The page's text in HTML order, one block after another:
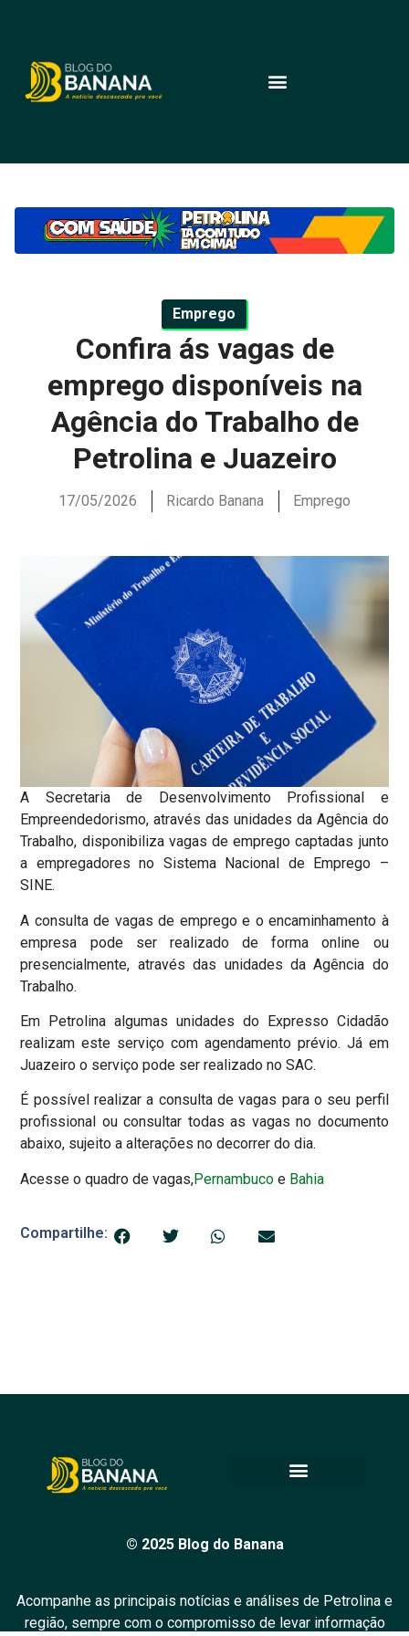
Emprego
Confira ás vagas de
emprego disponíveis na
Agência do Trabalho de
Petrolina e Juazeiro
17/05/2026 Ricardo Banana Emprego
A Secretaria de Desenvolvimento Profissional e
Empreendedorismo, através das unidades da Agência do
Trabalho, disponibiliza vagas de emprego captadas junto
a empregadores no Sistema Nacional de Emprego –
SINE.
A consulta de vagas de emprego e o encaminhamento à
empresa pode ser realizado de forma online ou
presencialmente, através das unidades da Agência do
Trabalho.
Em Petrolina algumas unidades do Expresso Cidadão
realizam este serviço com agendamento prévio. Já em
Juazeiro o serviço pode ser realizado no SAC.
É possível realizar a consulta de vagas para o seu perfil
profissional ou consultar todas as vagas no documento
abaixo, sujeito a alterações no decorrer do dia.
Acesse o quadro de vagas,Pernambuco e Bahia
Compartilhe:
© 2025 Blog do Banana
Acompanhe as principais notícias e análises de Petrolina e
região, sempre com o compromisso de levar informação